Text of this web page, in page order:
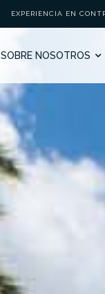
EXPERIENCIA EN
SOBRE NOSOTROS